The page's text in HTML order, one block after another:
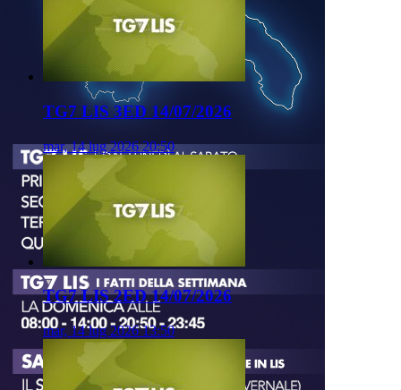
TG7 LIS 3ED 14/07/2026
mar, 14 lug 2026 20:50
TG7 LIS 2ED 14/07/2026
mar, 14 lug 2026 13:50